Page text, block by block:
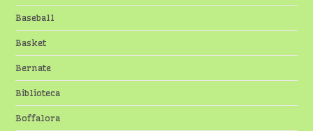
Baseball
Basket
Bernate
Biblioteca
Boffalora